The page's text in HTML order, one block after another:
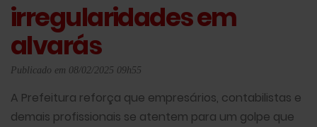
irregularidades em
alvarás
Publicado em 08/02/2025 09h55
A Prefeitura reforça que empresários, contabilistas e
demais profissionais se atentem para um golpe que